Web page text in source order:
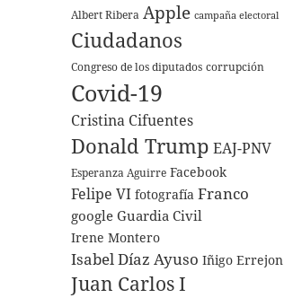
Albert Ribera Apple campaña electoral
Ciudadanos
Congreso de los diputados corrupción
Covid-19
Cristina Cifuentes
Donald Trump EAJ-PNV
Esperanza Aguirre Facebook
Felipe VI fotografía Franco
google Guardia Civil
Irene Montero
Isabel Díaz Ayuso Iñigo Errejon
Juan Carlos I